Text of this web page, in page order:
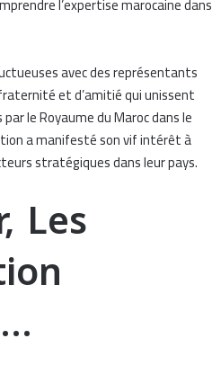
avec des représentants
et d’amitié qui unissent
le Royaume du Maroc dans le
a manifesté son vif intérêt à
stratégiques dans leur pays.
Les